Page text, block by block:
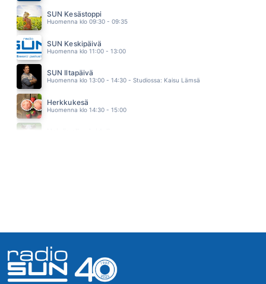
SAMULI EDELMANN
16.08
MEIJU SUVAS
16.03
ANNA ERIKSSON
15.58
KANAVA
15.54
SUN Kesästoppi
Huomenna klo 09:30 - 09:35
SUN Keskipäivä
Huomenna klo 11:00 - 13:00
SUN Iltapäivä
Huomenna klo 13:00 - 14:30 - Studiossa: Kaisu Lämsä
Herkkukesä
Huomenna klo 14:30 - 15:00